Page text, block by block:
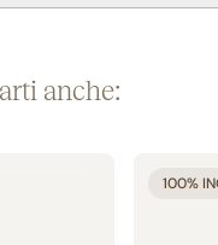
anche:
100%